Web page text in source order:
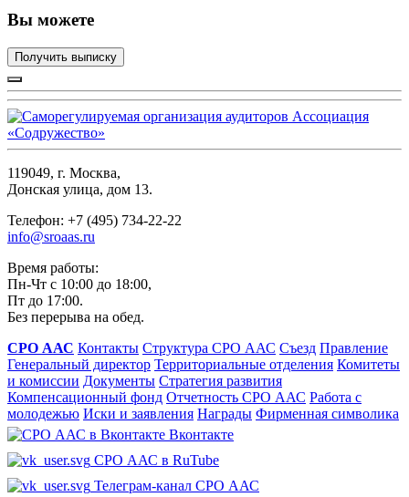
Вы можете
Получить выписку
119049, г. Москва,
Донская улица, дом 13.
Телефон: +7 (495) 734-22-22
info@sroaas.ru
Время работы:
Пн-Чт с 10:00 до 18:00,
Пт до 17:00.
Без перерыва на обед.
СРО ААС Контакты Структура СРО ААС Съезд Правление
Генеральный директор Территориальные отделения Комитеты
и комиссии Документы Стратегия развития
Компенсационный фонд Отчетность СРО ААС Работа с
молодежью Иски и заявления Награды Фирменная символика
Вконтакте
СРО ААС в RuTube
Телеграм-канал СРО ААС